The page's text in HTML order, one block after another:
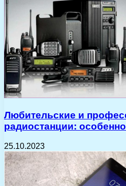
Любительские и
радиостанции:
25.10.2023